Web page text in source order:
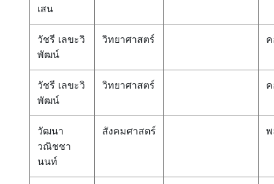
เสน
วัชรี เลขะวิ
พัฒน์
วิทยาศาสตร์
วัชรี เลขะวิ
พัฒน์
วิทยาศาสตร์
วัฒนา
วณิชชา
นนท์
สังคมศาสตร์